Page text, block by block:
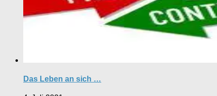
Das Leben an sich …